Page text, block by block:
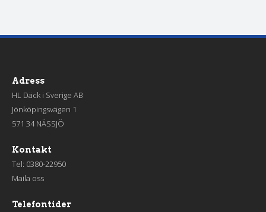
Adress
HL Däck i Sverige AB
Jönköpingsvägen 1
571 34 NÄSSJÖ
Kontakt
Tel: 0380-22950
Maila oss
Telefontider